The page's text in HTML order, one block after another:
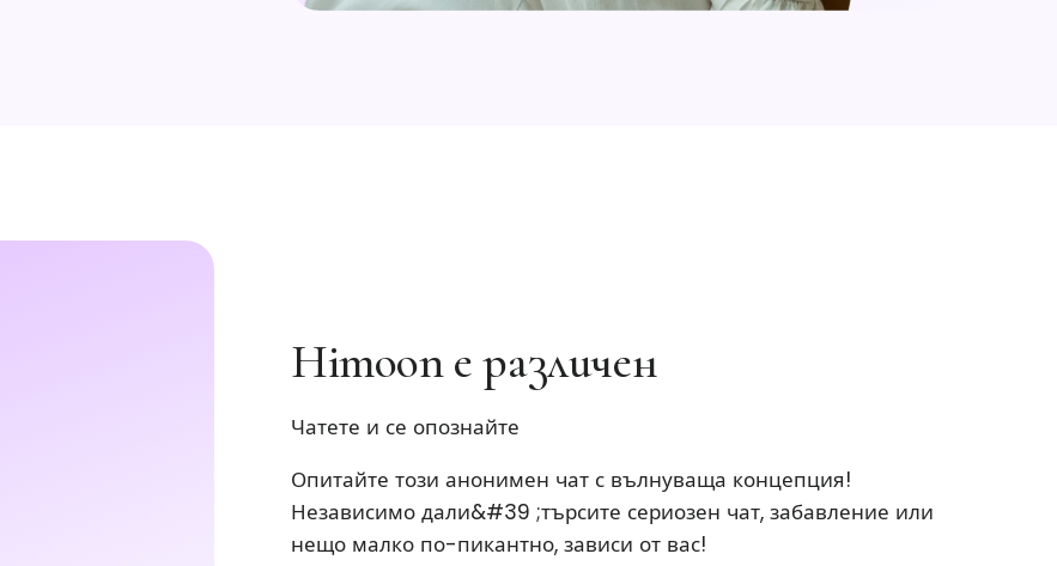
Himoon е различен
Чатете и се опознайте
Опитайте този анонимен чат с вълнуваща концепция!
Независимо дали&#39 ;търсите сериозен чат, забавление или
нещо малко по-пикантно, зависи от вас!